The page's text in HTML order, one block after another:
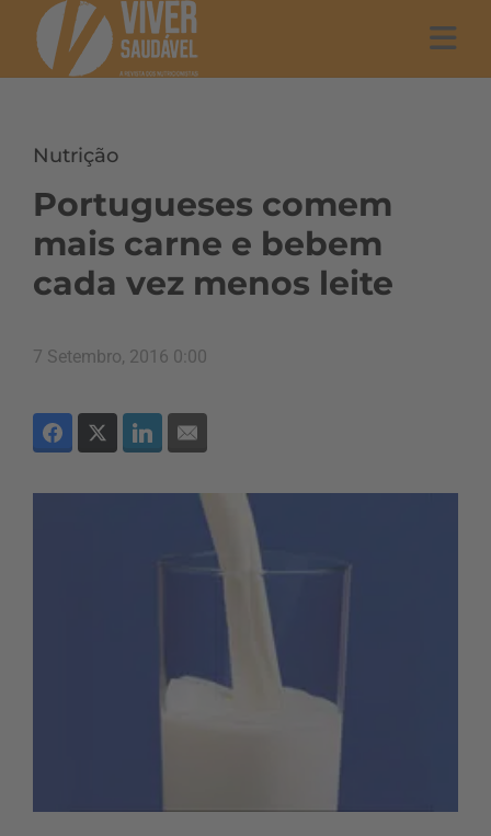
Nutrição
Portugueses comem
mais carne e bebem
cada vez menos leite
7 Setembro, 2016 0:00